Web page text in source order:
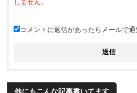
コメントに返信があったらメールで通
他にもこんな記事書いてます